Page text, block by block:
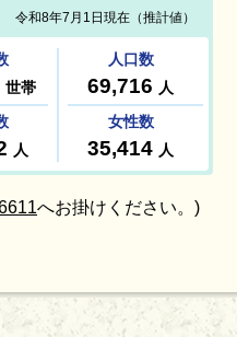
へお掛けください。)